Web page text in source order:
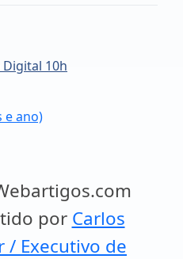
10h
e ano)
por Carlos
/ Executivo de